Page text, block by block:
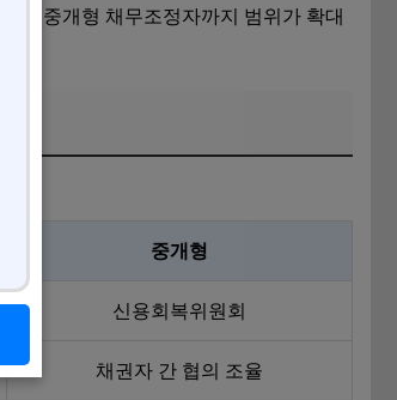
한 중개형 채무조정자까지 범위가 확대
중개형
신용회복위원회
채권자 간 협의 조율